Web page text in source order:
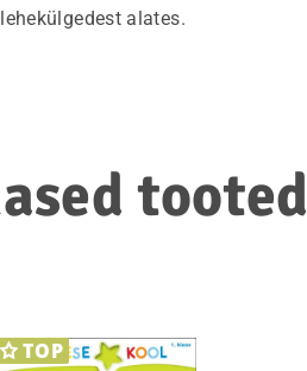
alates.
tooted
TOP